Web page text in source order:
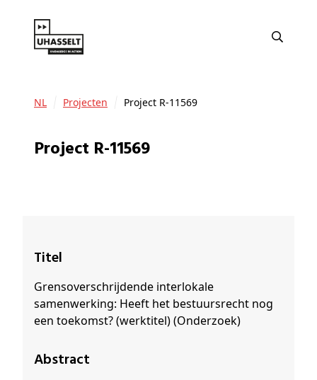
NL Projecten Project R-11569
Project R-11569
Titel
Grensoverschrijdende interlokale
samenwerking: Heeft het bestuursrecht nog
een toekomst? (werktitel) (Onderzoek)
Abstract